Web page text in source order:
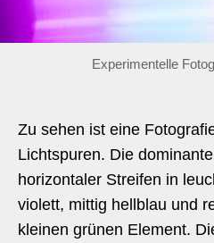
Experimentelle
Zu sehen ist eine
Lichtspuren. Die
horizontaler Streifen in
violett, mittig hellblau und
kleinen grünen Element.